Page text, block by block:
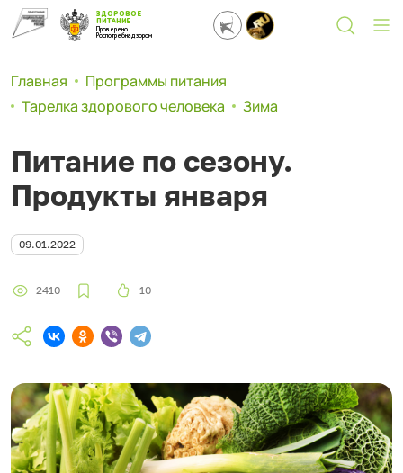
ЗДОРОВОЕ
ПИТАНИЕ
Проверено
Роспотребнадзором
Главная
Программы питания
Тарелка здорового человека
Зима
Питание по сезону.
Продукты января
09.01.2022
2410 10